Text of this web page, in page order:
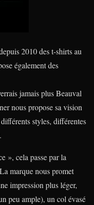
2010 des t-shirts au
également des
jamais plus Beauval
nous propose sa vision
styles, différentes
», cela passe par la
marque nous promet
impression plus léger,
peu ample), un col évasé